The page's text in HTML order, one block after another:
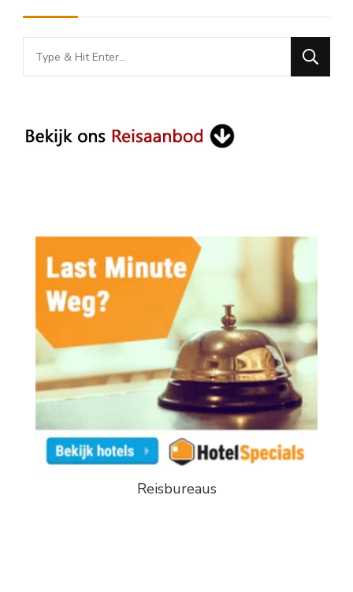
Looking
for
Reisbureaus